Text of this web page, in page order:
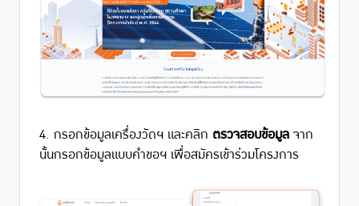
4. กรอกข้อมูลเครื่องวัดฯ และคลิก ตรวจสอบข้อมูล จาก
นั้นกรอกข้อมูลแบบคำขอฯ เพื่อสมัครเข้าร่วมโครงการ